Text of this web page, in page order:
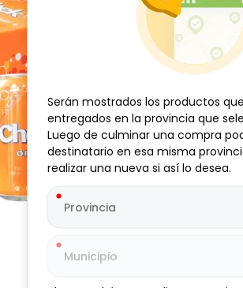
para
Serán mostrados los productos
entregados en la provincia que
Luego de culminar una compra
destinatario en esa misma
realizar una nueva si así lo desea.
Serán mostrados los productos
entregados en la provincia que
Luego de culminar una compra
destinatario en esa misma
realizar una nueva si así lo desea.